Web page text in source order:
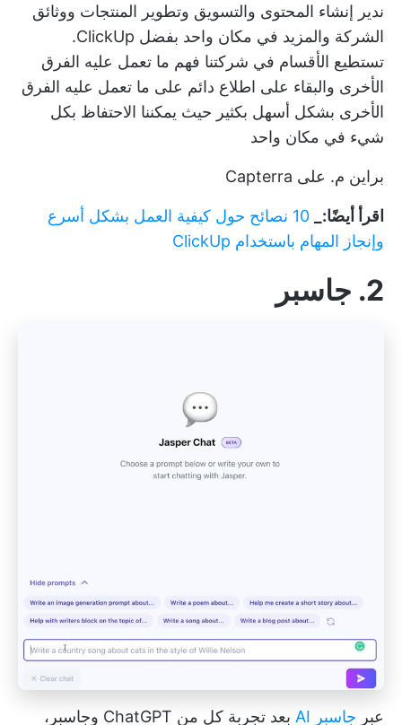
ندير إنشاء المحتوى والتسويق وتطوير المنتجات ووثائق
الشركة والمزيد في مكان واحد بفضل ClickUp.
تستطيع الأقسام في شركتنا فهم ما تعمل عليه الفرق
الأخرى والبقاء على اطلاع دائم على ما تعمل عليه الفرق
الأخرى بشكل أسهل بكثير حيث يمكننا الاحتفاظ بكل
شيء في مكان واحد
براين م. على Capterra
اقرأ أيضًا:_
10 نصائح حول كيفية العمل بشكل أسرع
وإنجاز المهام باستخدام ClickUp
2. جاسبر
عبر جاسبر AI بعد تجربة كل من ChatGPT وجاسبر،